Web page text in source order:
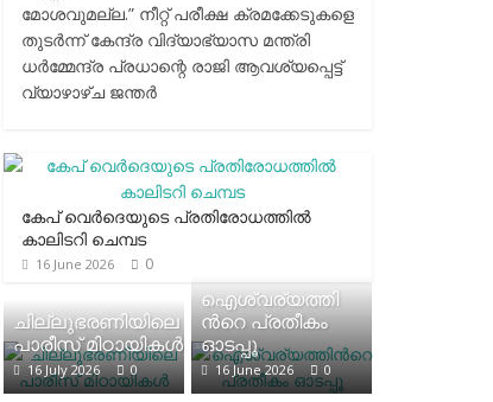
മോശവുമല്ല.” നീറ്റ് പരീക്ഷ ക്രമക്കേടുകളെ
തുടർന്ന് കേന്ദ്ര വിദ്യാഭ്യാസ മന്ത്രി
ധർമ്മേന്ദ്ര പ്രധാന്റെ രാജി ആവശ്യപ്പെട്ട്
വ്യാഴാഴ്ച ജന്തർ
കേപ് വെര്‍ദെയുടെ പ്രതിരോധത്തില്‍
കാലിടറി ചെമ്പട
16 June 2026 0
ചില്ലുഭരണിയിലെ
പാരീസ് മിഠായികള്‍
16 July 2026 0
ഐശ്വര്യത്തി
ന്‍റെ പ്രതീകം
ഓടപ്പൂ
16 June 2026 0